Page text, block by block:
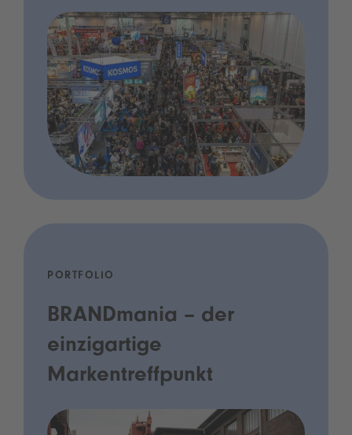
PORTFOLIO
BRANDmania – der
einzigartige
Markentreffpunkt